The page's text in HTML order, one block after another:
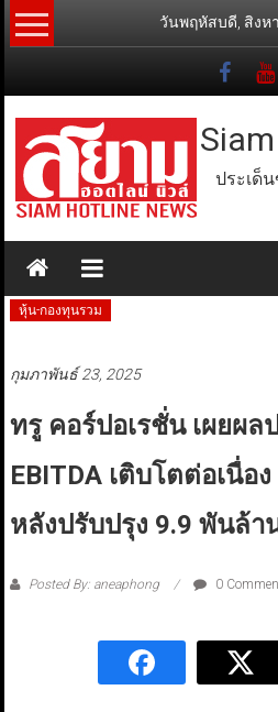
Skip
to
วันพฤหัสบดี, สิงห
ประเด็
หุ้น-กองทุนรวม
กุมภาพันธ์ 23, 2025
ทรู คอร์ปอเรชั่น เผยผล
EBITDA เติบโตต่อเนื่อ
หลังปรับปรุง 9.9 พันล้า
Posted By: aneaphong 0